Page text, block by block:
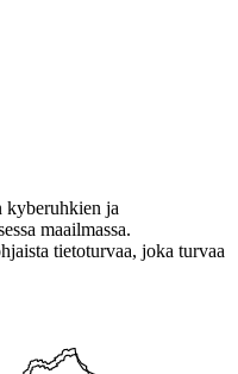
kyberuhkien ja
maailmassa.
tietoturvaa, joka turvaa